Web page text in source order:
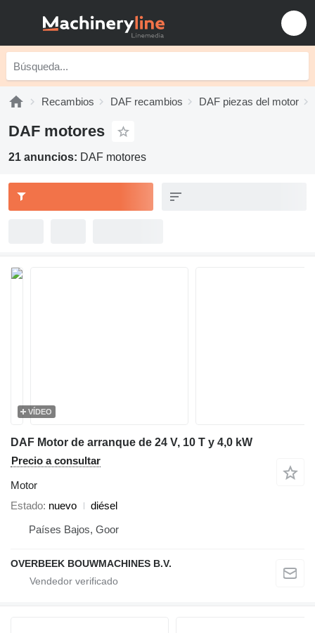
Recambios DAF recambios DAF piezas del motor
DAF motores
21 anuncios: DAF motores
VÍDEO
DAF Motor de arranque de 24 V, 10 T y 4,0 kW
Precio a consultar
Motor
Estado nuevo
diésel
Países Bajos, Goor
OVERBEEK BOUWMACHINES B.V.